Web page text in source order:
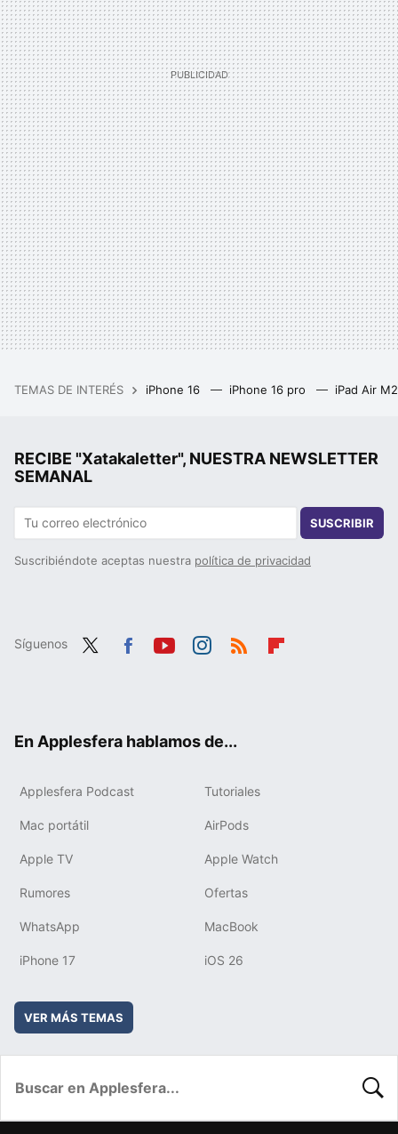
TEMAS DE INTERÉS iPhone 16 iPhone 16 pro iPad Air
RECIBE "Xatakaletter", NUESTRA NEWSLETTER
SEMANAL
SUSCRIBIR
Suscribiéndote aceptas nuestra política de privacidad
Síguenos
En Applesfera hablamos de...
Applesfera Podcast Tutoriales
Mac portátil AirPods
Apple TV Apple Watch
Rumores Ofertas
WhatsApp MacBook
iPhone 17 iOS 26
VER MÁS TEMAS